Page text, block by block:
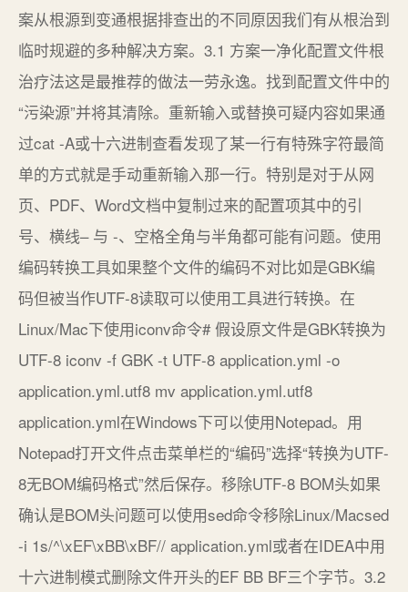
案从根源到变通根据排查出的不同原因我们有从根治到
临时规避的多种解决方案。3.1 方案一净化配置文件根
治疗法这是最推荐的做法一劳永逸。找到配置文件中的
“污染源”并将其清除。重新输入或替换可疑内容如果通
过cat -A或十六进制查看发现了某一行有特殊字符最简
单的方式就是手动重新输入那一行。特别是对于从网
页、PDF、Word文档中复制过来的配置项其中的引
号、横线– 与 -、空格全角与半角都可能有问题。使用
编码转换工具如果整个文件的编码不对比如是GBK编
码但被当作UTF-8读取可以使用工具进行转换。在
Linux/Mac下使用iconv命令# 假设原文件是GBK转换为
UTF-8 iconv -f GBK -t UTF-8 application.yml -o
application.yml.utf8 mv application.yml.utf8
application.yml在Windows下可以使用Notepad。用
Notepad打开文件点击菜单栏的“编码”选择“转换为UTF-
8无BOM编码格式”然后保存。移除UTF-8 BOM头如果
确认是BOM头问题可以使用sed命令移除Linux/Macsed
-i 1s/^\xEF\xBB\xBF// application.yml或者在IDEA中用
十六进制模式删除文件开头的EF BB BF三个字节。3.2